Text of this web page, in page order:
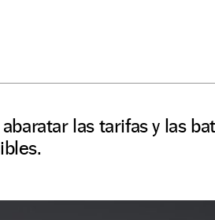
las tarifas y las